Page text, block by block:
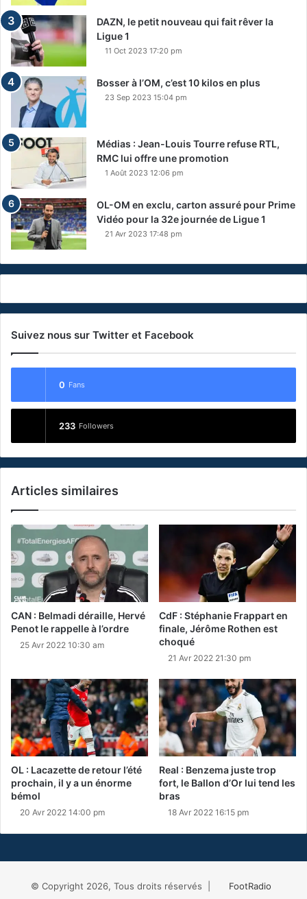
DAZN, le petit nouveau qui fait rêver la
Ligue 1
11 Oct 2023 17:20 pm
Bosser à l’OM, c’est 10 kilos en plus
23 Sep 2023 15:04 pm
Médias : Jean-Louis Tourre refuse RTL,
RMC lui offre une promotion
1 Août 2023 12:06 pm
OL-OM en exclu, carton assuré pour Prime
Vidéo pour la 32e journée de Ligue 1
21 Avr 2023 17:48 pm
Suivez nous sur Twitter et Facebook
0 Fans
233 Followers
Articles similaires
CAN : Belmadi déraille, Hervé
Penot le rappelle à l’ordre
25 Avr 2022 10:30 am
CdF : Stéphanie Frappart en
finale, Jérôme Rothen est
choqué
21 Avr 2022 21:30 pm
OL : Lacazette de retour l’été
prochain, il y a un énorme
bémol
20 Avr 2022 14:00 pm
Real : Benzema juste trop
fort, le Ballon d’Or lui tend les
bras
18 Avr 2022 16:15 pm
© Copyright 2026, Tous droits réservés | FootRadio